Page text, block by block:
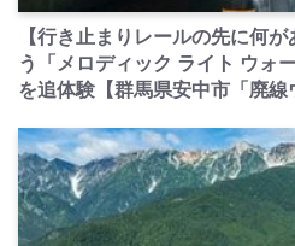
【行き止まりレールの先に何
う「メロディック ライト ウォ
を追体験【群馬県安中市「廃線